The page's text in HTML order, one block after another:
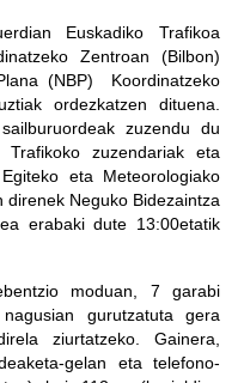
Euskadiko Trafikoa
Zentroan (Bilbon)
(NBP) Koordinatzeko
ordezkatzen dituena.
zuzendu du
zuzendariak eta
eta Meteorologiako
Neguko Bidezaintza
erabaki dute 13:00etatik
moduan, 7 garabi
gurutzatuta gera
ziurtatzeko. Gainera,
gelan eta telefono-